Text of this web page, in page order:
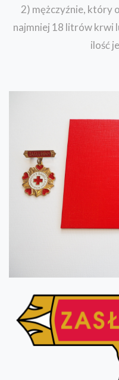
2) mężczyźnie, który
najmniej 18 litrów krwi
ilość